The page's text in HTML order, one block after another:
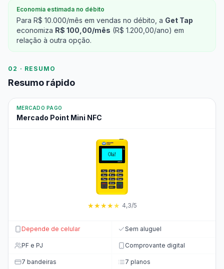
Economia estimada no débito
Para R$ 10.000/mês em vendas no débito, a Get Tap
economiza R$ 100,00/mês (R$ 1.200,00/ano) em
relação à outra opção.
02 · RESUMO
Resumo rápido
MERCADO PAGO
Mercado Point Mini NFC
★★★★★ 4,3/5
Depende de celular Sem aluguel
PF e PJ Comprovante digital
7 bandeiras 7 planos